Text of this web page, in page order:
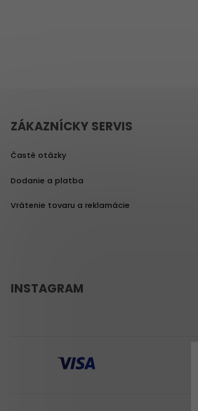
ZÁKAZNÍCKY SERVIS
Časté otázky
Dodanie a platba
Vrátenie tovaru a reklamácie
INSTAGRAM